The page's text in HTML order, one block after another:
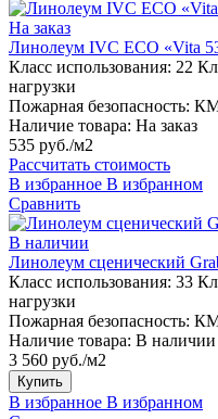
На заказ
Линолеум IVC ECO «Vita
Класс использования: 22
нагрузки
Пожарная безопасность:
Наличие товара: На заказ
535 руб./м2
Рассчитать стоимость
В избранное В избранном
Сравнить
В наличии
Линолеум сценический
Класс использования: 33
нагрузки
Пожарная безопасность:
Наличие товара: В наличии
3 560 руб./м2
Купить
В избранное В избранном